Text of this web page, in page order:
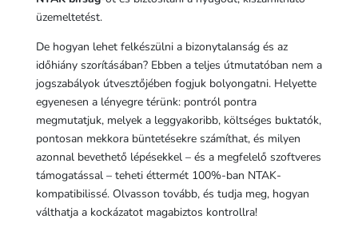
üzemeltetést.
De hogyan lehet felkészülni a bizonytalanság és az
időhiány szorításában? Ebben a teljes útmutatóban nem a
jogszabályok útvesztőjében fogjuk bolyongatni. Helyette
egyenesen a lényegre térünk: pontról pontra
megmutatjuk, melyek a leggyakoribb, költséges buktatók,
pontosan mekkora büntetésekre számíthat, és milyen
azonnal bevethető lépésekkel – és a megfelelő szoftveres
támogatással – teheti éttermét 100%-ban NTAK-
kompatibilissé. Olvasson tovább, és tudja meg, hogyan
válthatja a kockázatot magabiztos kontrollra!